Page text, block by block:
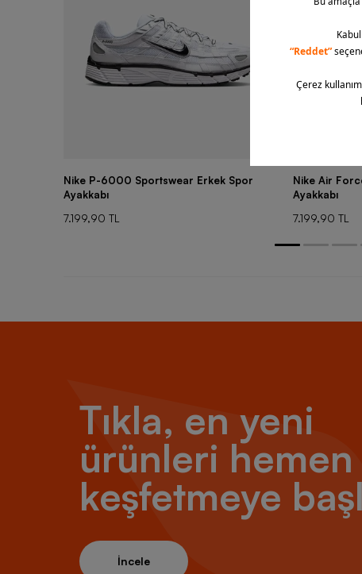
Nike P-6000 Sportswear Erkek Spor
Ayakkabı
7.199,90 TL
Nike Air
Ayakkabı
7.199,90 TL
Tıkla, en yeni
ürünleri hemen
keşfetmeye
İncele